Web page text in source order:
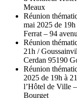
Meaux
Réunion
mai 2025 de
Ferrat – 94
Réunion
21h /
Cerdan 95190
Réunion
2025 de 19h à
l’Hôtel de Ville
Bourget